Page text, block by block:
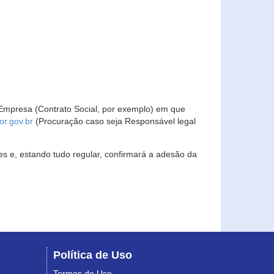
(Contrato Social, por exemplo) em que
(Procuração caso seja Responsável legal
e, estando tudo regular, confirmará a adesão da
Política de Uso